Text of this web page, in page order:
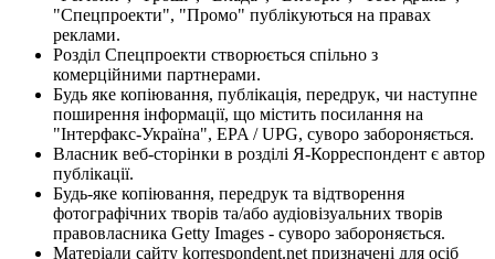
"Спецпроекти", "Промо" публікуються на правах
реклами.
Розділ Спецпроекти створюється спільно з
комерційними партнерами.
Будь яке копіювання, публікація, передрук, чи наступне
поширення інформації, що містить посилання на
"Інтерфакс-Україна", EPA / UPG, суворо забороняється.
Власник веб-сторінки в розділі Я-Корреспондент є автор
публікації.
Будь-яке копіювання, передрук та відтворення
фотографічних творів та/або аудіовізуальних творів
правовласника Getty Images - суворо забороняється.
Матеріали сайту korrespondent.net призначені для осіб